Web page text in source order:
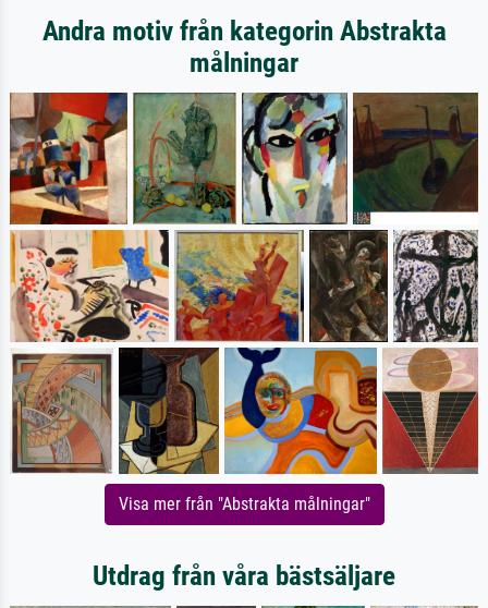
Andra motiv från kategorin Abstrakta
målningar
Visa mer från "Abstrakta målningar"
Utdrag från våra bästsäljare